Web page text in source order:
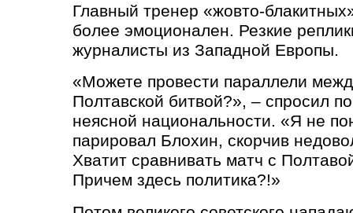
Главный тренер «жовто-
более эмоционален. Резкие
журналисты из Западной Европы.
«Можете провеcти параллели
Полтавской битвой?», – спросил
неясной национальности. «Я не
парировал Блохин, скорчив
Хватит сравнивать матч с
Причем здесь политика?!»